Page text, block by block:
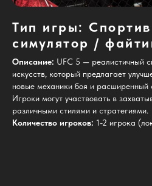
Тип игры:
симулятор /
Описание: UFC 5 — реалистичный
искусств, который предлагает
новые механики боя и расширенный
Игроки могут участвовать в
различными стилями и стратегиями.
Количество игроков: 1-2 игрока